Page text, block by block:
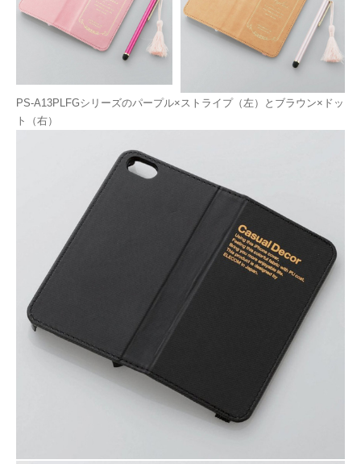
PS-A13PLFGシリーズのパープル×ストライプ（左）とブラウン×ドッ
ト（右）